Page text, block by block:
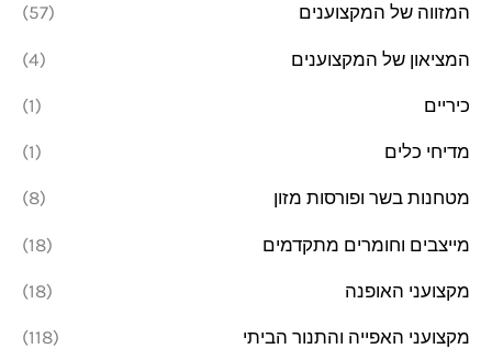
המזווה של המקצוענים (57)
המציאון של המקצוענים (4)
כיריים (1)
מדיחי כלים (1)
מטחנות בשר ופורסות מזון (8)
מייצבים וחומרים מתקדמים (18)
מקצועני האופנה (18)
מקצועני האפייה והתנור הביתי (118)